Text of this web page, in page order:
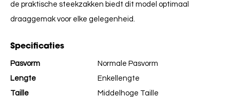
de praktische steekzakken biedt dit model optimaal
draaggemak voor elke gelegenheid.
Specificaties
Pasvorm
Normale Pasvorm
Lengte
Enkellengte
Taille
Middelhoge Taille